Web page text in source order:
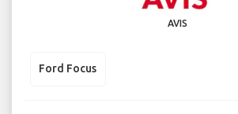
AVIS
Ford Focus